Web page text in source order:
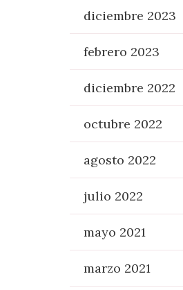
diciembre 2023
febrero 2023
diciembre 2022
octubre 2022
agosto 2022
julio 2022
mayo 2021
marzo 2021